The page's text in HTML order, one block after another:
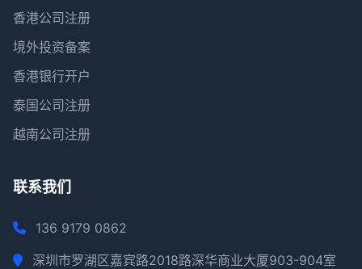
香港公司注册
境外投资备案
香港银行开户
泰国公司注册
越南公司注册
联系我们
136 9179 0862
深圳市罗湖区嘉宾路2018路深华商业大厦903-904室